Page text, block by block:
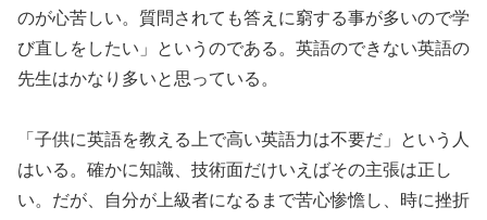
のが心苦しい。質問されても答えに窮する事が多いので学
び直しをしたい」というのである。英語のできない英語の
先生はかなり多いと思っている。
「子供に英語を教える上で高い英語力は不要だ」という人
はいる。確かに知識、技術面だけいえばその主張は正し
い。だが、自分が上級者になるまで苦心惨憺し、時に挫折